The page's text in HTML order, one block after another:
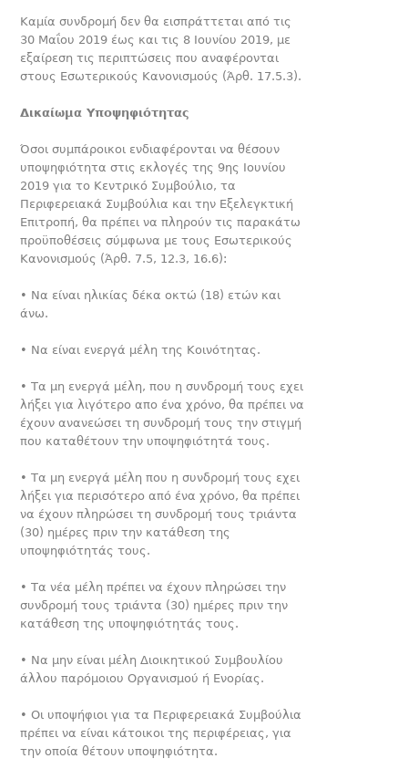
Καμία συνδρομή δεν θα εισπράττεται από τις
30 Μαΐου 2019 έως και τις 8 Ιουνίου 2019, με
εξαίρεση τις περιπτώσεις που αναφέρονται
στους Εσωτερικούς Κανονισμούς (Άρθ. 17.5.3).
Δικαίωμα Υποψηφιότητας
Όσοι συμπάροικοι ενδιαφέρονται να θέσουν
υποψηφιότητα στις εκλογές της 9ης Ιουνίου
2019 για το Κεντρικό Συμβούλιο, τα
Περιφερειακά Συμβούλια και την Εξελεγκτική
Επιτροπή, θα πρέπει να πληρούν τις παρακάτω
προϋποθέσεις σύμφωνα με τους Εσωτερικούς
Κανονισμούς (Άρθ. 7.5, 12.3, 16.6):
• Να είναι ηλικίας δέκα οκτώ (18) ετών και
άνω.
• Να είναι ενεργά μέλη της Κοινότητας.
• Τα μη ενεργά μέλη, που η συνδρομή τους εχει
λήξει για λιγότερο απο ένα χρόνο, θα πρέπει να
έχουν ανανεώσει τη συνδρομή τους την στιγμή
που καταθέτουν την υποψηφιότητά τους.
• Τα μη ενεργά μέλη που η συνδρομή τους εχει
λήξει για περισότερο από ένα χρόνο, θα πρέπει
να έχουν πληρώσει τη συνδρομή τους τριάντα
(30) ημέρες πριν την κατάθεση της
υποψηφιότητάς τους.
• Τα νέα μέλη πρέπει να έχουν πληρώσει την
συνδρομή τους τριάντα (30) ημέρες πριν την
κατάθεση της υποψηφιότητάς τους.
• Να μην είναι μέλη Διοικητικού Συμβουλίου
άλλου παρόμοιου Οργανισμού ή Ενορίας.
• Οι υποψήφιοι για τα Περιφερειακά Συμβούλια
πρέπει να είναι κάτοικοι της περιφέρειας, για
την οποία θέτουν υποψηφιότητα.